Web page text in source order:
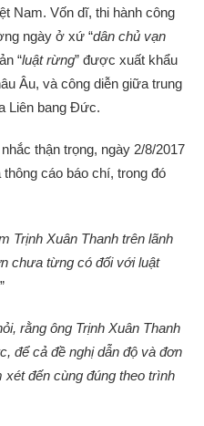
Nam. Vốn dĩ, thi hành công
ngày ở xứ “dân chủ vạn
“luật rừng” được xuất khẩu
Âu, và công diễn giữa trung
Liên bang Đức.
thận trọng, ngày 2/8/2017
cáo báo chí, trong đó
Trịnh Xuân Thanh trên lãnh
chưa từng có đối với luật
”
rằng ông Trịnh Xuân Thanh
để cả đề nghị dẫn độ và đơn
đến cùng đúng theo trình